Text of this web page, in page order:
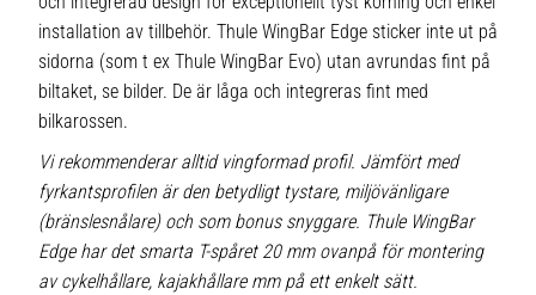
installation av tillbehör. Thule WingBar Edge sticker inte ut på
sidorna (som t ex Thule WingBar Evo) utan avrundas fint på
biltaket, se bilder. De är låga och integreras fint med
bilkarossen.
Vi rekommenderar alltid vingformad profil. Jämfört med
fyrkantsprofilen är den betydligt tystare, miljövänligare
(bränslesnålare) och som bonus snyggare. Thule WingBar
Edge har det smarta T-spåret 20 mm ovanpå för montering
av cykelhållare, kajakhållare mm på ett enkelt sätt.